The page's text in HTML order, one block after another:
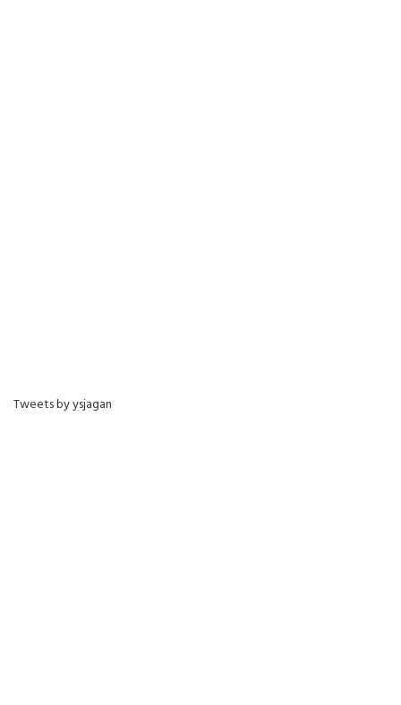
Tweets by ysjagan